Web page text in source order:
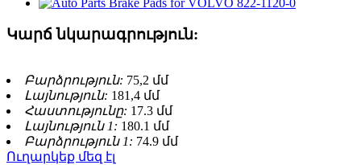
Կարճ նկարագրություն:
Բարձրություն: 75,2 մմ
Լայնություն: 181,4 մմ
Հաստությունը: 17.3 մմ
Լայնություն 1: 180.1 մմ
Բարձրություն 1: 74.9 մմ
Ուղարկեք մեզ էլ